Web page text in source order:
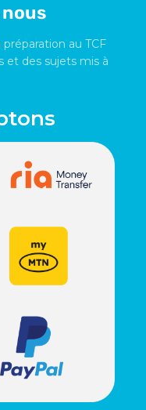
au TCF
et des sujets mis à